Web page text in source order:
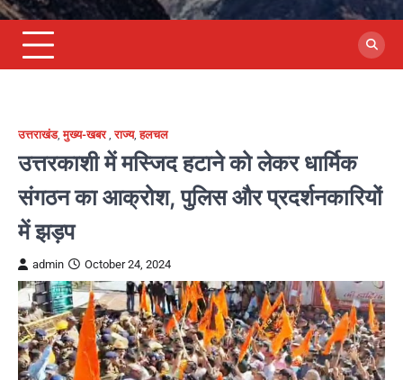
उत्तराखंड,मुख्य-खबर,राज्य,हलचल
उत्तरकाशी में मस्जिद हटाने को लेकर धार्मिक
संगठन का आक्रोश, पुलिस और प्रदर्शनकारियों
में झड़प
admin October 24, 2024